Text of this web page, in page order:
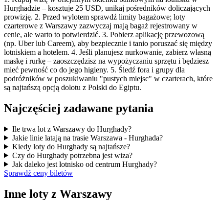
Hurghadzie – kosztuje 25 USD, unikaj pośredników doliczających
prowizję. 2. Przed wylotem sprawdź limity bagażowe; loty
czarterowe z Warszawy zazwyczaj mają bagaż rejestrowany w
cenie, ale warto to potwierdzić. 3. Pobierz aplikację przewozową
(np. Uber lub Careem), aby bezpiecznie i tanio poruszać się między
lotniskiem a hotelem. 4. Jeśli planujesz nurkowanie, zabierz własną
maskę i rurkę – zaoszczędzisz na wypożyczaniu sprzętu i będziesz
mieć pewność co do jego higieny. 5. Śledź fora i grupy dla
podróżników w poszukiwaniu "pustych miejsc" w czarterach, które
są najtańszą opcją dolotu z Polski do Egiptu.
Najczęściej zadawane pytania
Ile trwa lot z Warszawy do Hurghady?
Jakie linie latają na trasie Warszawa - Hurghada?
Kiedy loty do Hurghady są najtańsze?
Czy do Hurghady potrzebna jest wiza?
Jak daleko jest lotnisko od centrum Hurghady?
Sprawdź ceny biletów
Inne loty z Warszawy